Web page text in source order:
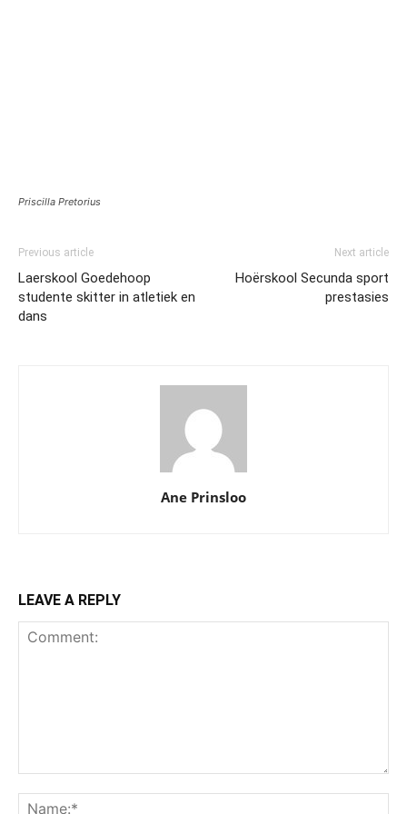
Priscilla Pretorius
Previous article
Laerskool Goedehoop
studente skitter in atletiek en
dans
Next article
Hoërskool Secunda sport
prestasies
Ane Prinsloo
LEAVE A REPLY